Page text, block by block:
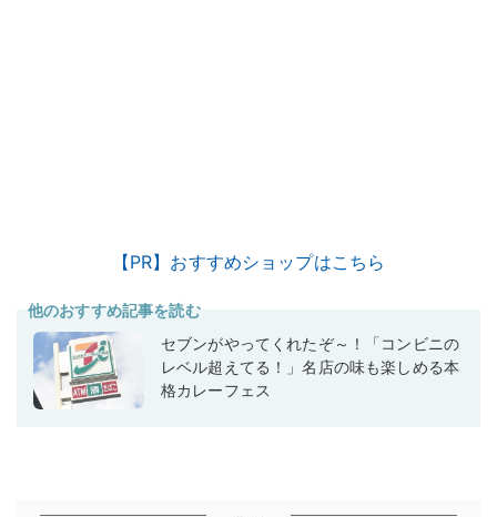
【PR】おすすめショップはこちら
他のおすすめ記事を読む
セブンがやってくれたぞ～！「コンビニの
レベル超えてる！」名店の味も楽しめる本
格カレーフェス